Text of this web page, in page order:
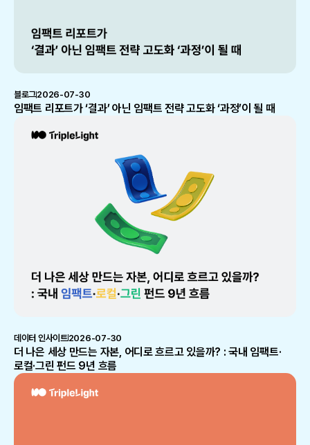
블로그2026-07-30
임팩트 리포트가 ‘결과’ 아닌 임팩트 전략 고도화 ‘과정’이 될 때
데이터 인사이트2026-07-30
더 나은 세상 만드는 자본, 어디로 흐르고 있을까? : 국내 임팩트·
로컬·그린 펀드 9년 흐름